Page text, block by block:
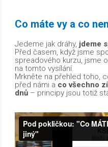
Co máte vy a co
Jedeme jak dráhy, jdeme
Před časem, když jsme
spreadového kurzu, jsme
na tomto vysílání.
Mrkněte na přehled toho,
před námi a co všechno
dnů – principy jsou totiž